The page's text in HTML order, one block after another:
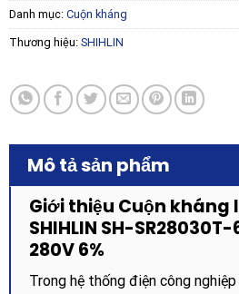
Danh mục: Cuộn kháng
Thương hiệu: SHIHLIN
Mô tả sản phẩm
Giới thiệu Cuộn kháng
SHIHLIN SH-
280V 6%
Trong hệ thống điện công